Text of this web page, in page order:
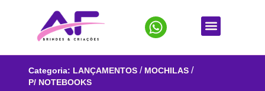
Categoria: LANÇAMENTOS / MOCHILAS /
P/ NOTEBOOKS